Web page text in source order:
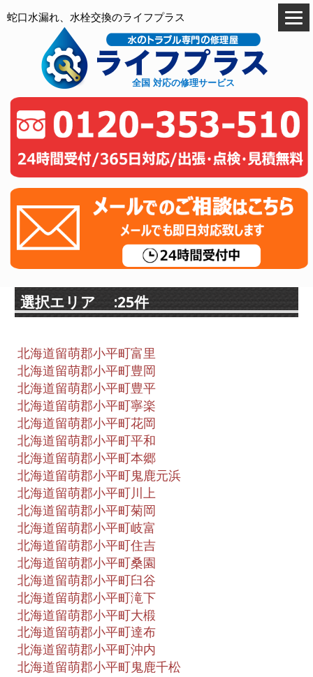
蛇口水漏れ、水栓交換のライフプラス
全国 対応の修理サービス
選択エリア :25件
北海道留萌郡小平町富里
北海道留萌郡小平町豊岡
北海道留萌郡小平町豊平
北海道留萌郡小平町寧楽
北海道留萌郡小平町花岡
北海道留萌郡小平町平和
北海道留萌郡小平町本郷
北海道留萌郡小平町鬼鹿元浜
北海道留萌郡小平町川上
北海道留萌郡小平町菊岡
北海道留萌郡小平町岐富
北海道留萌郡小平町住吉
北海道留萌郡小平町桑園
北海道留萌郡小平町臼谷
北海道留萌郡小平町滝下
北海道留萌郡小平町大椴
北海道留萌郡小平町達布
北海道留萌郡小平町沖内
北海道留萌郡小平町鬼鹿千松